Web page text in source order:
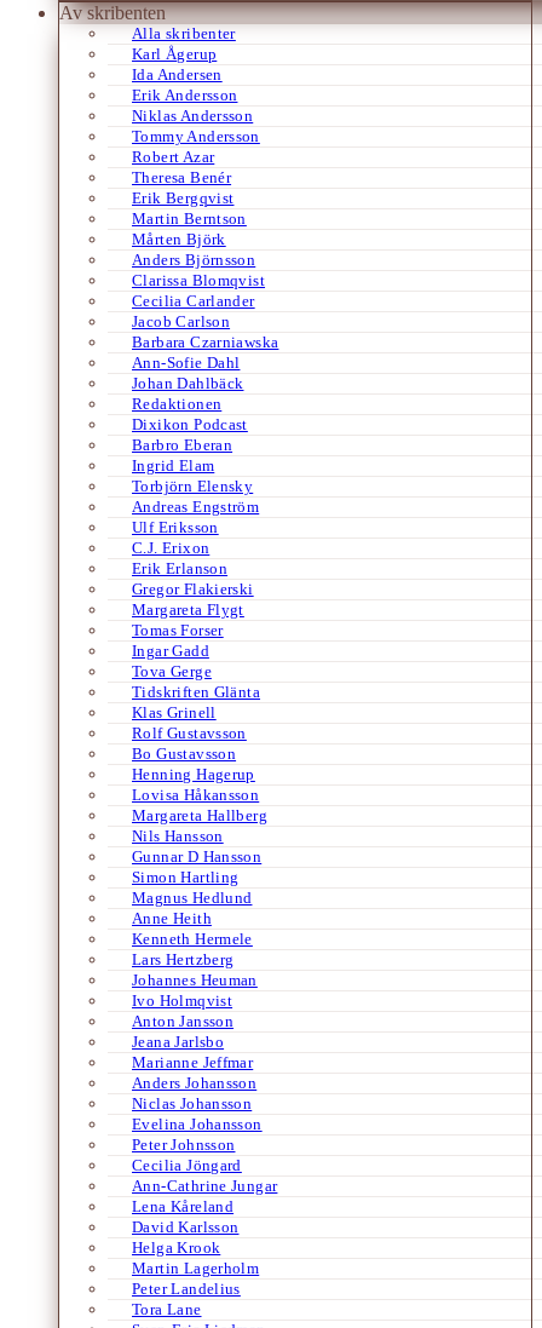
Av skribenten
Alla skribenter
Karl Ågerup
Ida Andersen
Erik Andersson
Niklas Andersson
Tommy Andersson
Robert Azar
Theresa Benér
Erik Bergqvist
Martin Berntson
Mårten Björk
Anders Björnsson
Clarissa Blomqvist
Cecilia Carlander
Jacob Carlson
Barbara Czarniawska
Ann-Sofie Dahl
Johan Dahlbäck
Redaktionen
Dixikon Podcast
Barbro Eberan
Ingrid Elam
Torbjörn Elensky
Andreas Engström
Ulf Eriksson
C.J. Erixon
Erik Erlanson
Gregor Flakierski
Margareta Flygt
Tomas Forser
Ingar Gadd
Tova Gerge
Tidskriften Glänta
Klas Grinell
Rolf Gustavsson
Bo Gustavsson
Henning Hagerup
Lovisa Håkansson
Margareta Hallberg
Nils Hansson
Gunnar D Hansson
Simon Hartling
Magnus Hedlund
Anne Heith
Kenneth Hermele
Lars Hertzberg
Johannes Heuman
Ivo Holmqvist
Anton Jansson
Jeana Jarlsbo
Marianne Jeffmar
Anders Johansson
Niclas Johansson
Evelina Johansson
Peter Johnsson
Cecilia Jöngard
Ann-Cathrine Jungar
Lena Kåreland
David Karlsson
Helga Krook
Martin Lagerholm
Peter Landelius
Tora Lane